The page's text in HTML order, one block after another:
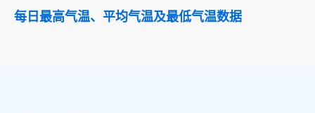
每日最高气温、平均气温及最低气温数据